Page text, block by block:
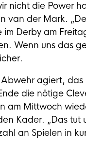
nicht die Power
van der Mark.
Derby am
Wenn uns das
agiert,
die nötige
am Mittwoch
Kader. „Das
an Spielen in